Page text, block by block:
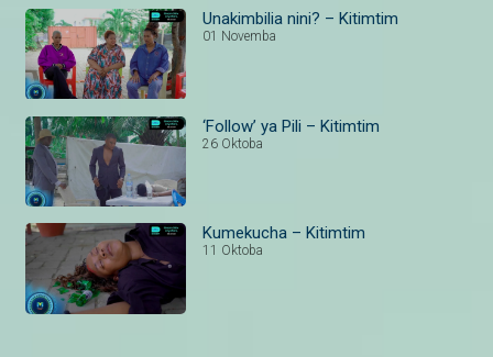
Unakimbilia nini? – Kitimtim
01 Novemba
‘Follow’ ya Pili – Kitimtim
26 Oktoba
Kumekucha – Kitimtim
11 Oktoba